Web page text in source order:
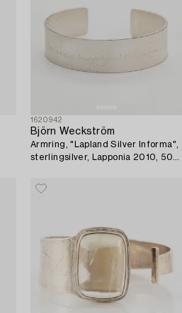
1620942
Björn Weckström
Armring, "Lapland Silver Informa",
sterlingsilver, Lapponia 2010, 50